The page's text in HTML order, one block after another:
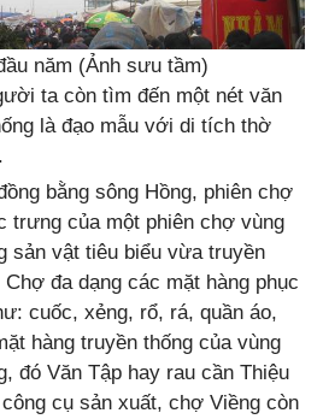
năm (Ảnh sưu tầm)
ta còn tìm đến một nét văn
là đạo mẫu với di tích thờ
bằng sông Hồng, phiên chợ
trưng của một phiên chợ vùng
sản vật tiêu biểu vừa truyền
đa dạng các mặt hàng phục
cuốc, xẻng, rổ, rá, quần áo,
hàng truyền thống của vùng
đó Văn Tập hay rau cần Thiệu
cụ sản xuất, chợ Viềng còn